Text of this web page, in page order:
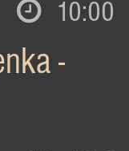
10:00
-